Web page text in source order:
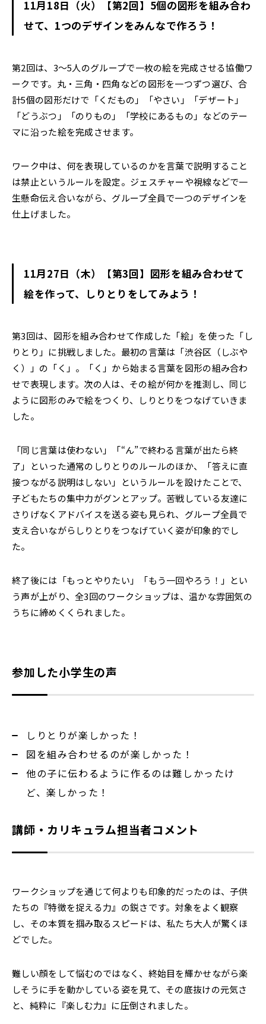
11月18日（火）【第2回】5個の図形を組み合わ
せて、1つのデザインをみんなで作ろう！
第2回は、3〜5人のグループで一枚の絵を完成させる協働ワ
ークです。丸・三角・四角などの図形を一つずつ選び、合
計5個の図形だけで「くだもの」「やさい」「デザート」
「どうぶつ」「のりもの」「学校にあるもの」などのテー
マに沿った絵を完成させます。
ワーク中は、何を表現しているのかを言葉で説明すること
は禁止というルールを設定。ジェスチャーや視線などで一
生懸命伝え合いながら、グループ全員で一つのデザインを
仕上げました。
11月27日（木）【第3回】図形を組み合わせて
絵を作って、しりとりをしてみよう！
第3回は、図形を組み合わせて作成した「絵」を使った「し
りとり」に挑戦しました。最初の言葉は「渋谷区（しぶや
く）」の「く」。「く」から始まる言葉を図形の組み合わ
せで表現します。次の人は、その絵が何かを推測し、同じ
ように図形のみで絵をつくり、しりとりをつなげていきま
した。
「同じ言葉は使わない」「“ん”で終わる言葉が出たら終
了」といった通常のしりとりのルールのほか、「答えに直
接つながる説明はしない」というルールを設けたことで、
子どもたちの集中力がグンとアップ。苦戦している友達に
さりげなくアドバイスを送る姿も見られ、グループ全員で
支え合いながらしりとりをつなげていく姿が印象的でし
た。
終了後には「もっとやりたい」「もう一回やろう！」とい
う声が上がり、全3回のワークショップは、温かな雰囲気の
うちに締めくくられました。
参加した小学生の声
しりとりが楽しかった！
図を組み合わせるのが楽しかった！
他の子に伝わるように作るのは難しかったけ
ど、楽しかった！
講師・カリキュラム担当者コメント
ワークショップを通じて何よりも印象的だったのは、子供
たちの『特徴を捉える力』の鋭さです。対象をよく観察
し、その本質を掴み取るスピードは、私たち大人が驚くほ
どでした。
難しい顔をして悩むのではなく、終始目を輝かせながら楽
しそうに手を動かしている姿を見て、その底抜けの元気さ
と、純粋に『楽しむ力』に圧倒されました。